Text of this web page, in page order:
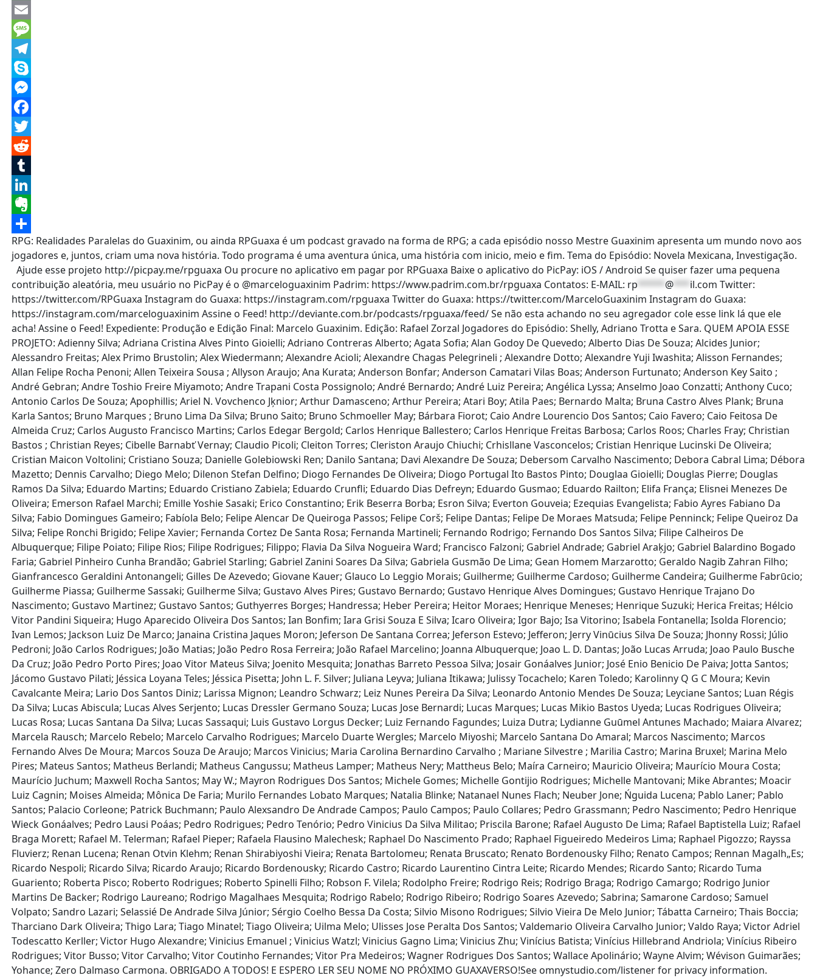
WhatsApp
Email
Message
Telegram
Skype
Messenger
Facebook
Twitter
Reddit
Tumblr
LinkedIn
Evernote
Share
RPG: Realidades Paralelas do Guaxinim, ou ainda RPGuaxa é um podcast gravado na forma de RPG; a cada episódio nosso Mestre Guaxinim apresenta um mundo novo aos
jogadores e, juntos, criam uma nova história. Todo programa é uma aventura única, uma história com inicio, meio e fim. Tema do Episódio: Novela Mexicana, Investigação.
Ajude esse projeto http://picpay.me/rpguaxa Ou procure no aplicativo em pagar por RPGuaxa Baixe o aplicativo do PicPay: iOS / Android Se quiser fazer uma pequena
contribuição aleatória, meu usuário no PicPay é o @marceloguaxinim Padrim: https://www.padrim.com.br/rpguaxa Contatos: E-MAIL: rp ***** @*** il.com Twitter:
https://twitter.com/RPGuaxa Instagram do Guaxa: https://instagram.com/rpguaxa Twitter do Guaxa: https://twitter.com/MarceloGuaxinim Instagram do Guaxa:
https://instagram.com/marceloguaxinim Assine o Feed! http://deviante.com.br/podcasts/rpguaxa/feed/ Se não esta achando no seu agregador cole esse link lá que ele
acha! Assine o Feed! Expediente: Produção e Edição Final: Marcelo Guaxinim. Edição: Rafael Zorzal Jogadores do Episódio: Shelly, Adriano Trotta e Sara. QUEM APOIA ESSE
PROJETO: Adienny Silva; Adriana Cristina Alves Pinto Gioielli; Adriano Contreras Alberto; Agata Sofia; Alan Godoy De Quevedo; Alberto Dias De Souza; Alcides Junior;
Alessandro Freitas; Alex Primo Brustolin; Alex Wiedermann; Alexandre Acioli; Alexandre Chagas Pelegrineli ; Alexandre Dotto; Alexandre Yuji Iwashita; Alisson Fernandes;
Allan Felipe Rocha Penoni; Allen Teixeira Sousa ; Allyson Araujo; Ana Kurata; Anderson Bonfar; Anderson Camatari Vilas Boas; Anderson Furtunato; Anderson Key Saito ;
André Gebran; Andre Toshio Freire Miyamoto; Andre Trapani Costa Possignolo; André Bernardo; André Luiz Pereira; Angélica Lyssa; Anselmo Joao Conzatti; Anthony Cuco;
Antonio Carlos De Souza; Apophillis; Ariel N. Vovchenco Jķnior; Arthur Damasceno; Arthur Pereira; Atari Boy; Atila Paes; Bernardo Malta; Bruna Castro Alves Plank; Bruna
Karla Santos; Bruno Marques ; Bruno Lima Da Silva; Bruno Saito; Bruno Schmoeller May; Bárbara Fiorot; Caio Andre Lourencio Dos Santos; Caio Favero; Caio Feitosa De
Almeida Cruz; Carlos Augusto Francisco Martins; Carlos Edegar Bergold; Carlos Henrique Ballestero; Carlos Henrique Freitas Barbosa; Carlos Roos; Charles Fray; Christian
Bastos ; Christian Reyes; Cibelle Barnabť Vernay; Claudio Picoli; Cleiton Torres; Cleriston Araujo Chiuchi; Crhisllane Vasconcelos; Cristian Henrique Lucinski De Oliveira;
Cristian Maicon Voltolini; Cristiano Souza; Danielle Golebiowski Ren; Danilo Santana; Davi Alexandre De Souza; Debersom Carvalho Nascimento; Debora Cabral Lima; Débora
Mazetto; Dennis Carvalho; Diego Melo; Dilenon Stefan Delfino; Diogo Fernandes De Oliveira; Diogo Portugal Ito Bastos Pinto; Douglaa Gioielli; Douglas Pierre; Douglas
Ramos Da Silva; Eduardo Martins; Eduardo Cristiano Zabiela; Eduardo Crunfli; Eduardo Dias Defreyn; Eduardo Gusmao; Eduardo Railton; Elifa França; Elisnei Menezes De
Oliveira; Emerson Rafael Marchi; Emille Yoshie Sasaki; Erico Constantino; Erik Beserra Borba; Esron Silva; Everton Gouveia; Ezequias Evangelista; Fabio Ayres Fabiano Da
Silva; Fabio Domingues Gameiro; Fabíola Belo; Felipe Alencar De Queiroga Passos; Felipe Corš; Felipe Dantas; Felipe De Moraes Matsuda; Felipe Penninck; Felipe Queiroz Da
Silva; Felipe Ronchi Brigido; Felipe Xavier; Fernanda Cortez De Santa Rosa; Fernanda Martineli; Fernando Rodrigo; Fernando Dos Santos Silva; Filipe Calheiros De
Albuquerque; Filipe Poiato; Filipe Rios; Filipe Rodrigues; Filippo; Flavia Da Silva Nogueira Ward; Francisco Falzoni; Gabriel Andrade; Gabriel Araķjo; Gabriel Balardino Bogado
Faria; Gabriel Pinheiro Cunha Brandão; Gabriel Starling; Gabriel Zanini Soares Da Silva; Gabriela Gusmão De Lima; Gean Homem Marzarotto; Geraldo Nagib Zahran Filho;
Gianfrancesco Geraldini Antonangeli; Gilles De Azevedo; Giovane Kauer; Glauco Lo Leggio Morais; Guilherme; Guilherme Cardoso; Guilherme Candeira; Guilherme Fabrūcio;
Guilherme Piassa; Guilherme Sassaki; Guilherme Silva; Gustavo Alves Pires; Gustavo Bernardo; Gustavo Henrique Alves Domingues; Gustavo Henrique Trajano Do
Nascimento; Gustavo Martinez; Gustavo Santos; Guthyerres Borges; Handressa; Heber Pereira; Heitor Moraes; Henrique Meneses; Henrique Suzuki; Herica Freitas; Hélcio
Vitor Pandini Siqueira; Hugo Aparecido Oliveira Dos Santos; Ian Bonfim; Iara Grisi Souza E Silva; Icaro Oliveira; Igor Bajo; Isa Vitorino; Isabela Fontanella; Isolda Florencio;
Ivan Lemos; Jackson Luiz De Marco; Janaina Cristina Jaques Moron; Jeferson De Santana Correa; Jeferson Estevo; Jefferon; Jerry Vinūcius Silva De Souza; Jhonny Rossi; Júlio
Pedroni; João Carlos Rodrigues; João Matias; João Pedro Rosa Ferreira; João Rafael Marcelino; Joanna Albuquerque; Joao L. D. Dantas; João Lucas Arruda; Joao Paulo Busche
Da Cruz; João Pedro Porto Pires; Joao Vitor Mateus Silva; Joenito Mesquita; Jonathas Barreto Pessoa Silva; Josair Gonáalves Junior; José Enio Benicio De Paiva; Jotta Santos;
Jácomo Gustavo Pilati; Jéssica Loyana Teles; Jéssica Pisetta; John L. F. Silver; Juliana Leyva; Juliana Itikawa; Julissy Tocachelo; Karen Toledo; Karolinny Q G C Moura; Kevin
Cavalcante Meira; Lario Dos Santos Diniz; Larissa Mignon; Leandro Schwarz; Leiz Nunes Pereira Da Silva; Leonardo Antonio Mendes De Souza; Leyciane Santos; Luan Régis
Da Silva; Lucas Abiscula; Lucas Alves Serjento; Lucas Dressler Germano Souza; Lucas Jose Bernardi; Lucas Marques; Lucas Mikio Bastos Uyeda; Lucas Rodrigues Oliveira;
Lucas Rosa; Lucas Santana Da Silva; Lucas Sassaqui; Luis Gustavo Lorgus Decker; Luiz Fernando Fagundes; Luiza Dutra; Lydianne Guūmel Antunes Machado; Maiara Alvarez;
Marcela Rausch; Marcelo Rebelo; Marcelo Carvalho Rodrigues; Marcelo Duarte Wergles; Marcelo Miyoshi; Marcelo Santana Do Amaral; Marcos Nascimento; Marcos
Fernando Alves De Moura; Marcos Souza De Araujo; Marcos Vinicius; Maria Carolina Bernardino Carvalho ; Mariane Silvestre ; Marilia Castro; Marina Bruxel; Marina Melo
Pires; Mateus Santos; Matheus Berlandi; Matheus Cangussu; Matheus Lamper; Matheus Nery; Mattheus Belo; Maíra Carneiro; Mauricio Oliveira; Maurício Moura Costa;
Maurício Juchum; Maxwell Rocha Santos; May W.; Mayron Rodrigues Dos Santos; Michele Gomes; Michelle Gontijio Rodrigues; Michelle Mantovani; Mike Abrantes; Moacir
Luiz Cagnin; Moises Almeida; Mônica De Faria; Murilo Fernandes Lobato Marques; Natalia Blinke; Natanael Nunes Flach; Neuber Jone; Ńguida Lucena; Pablo Laner; Pablo
Santos; Palacio Corleone; Patrick Buchmann; Paulo Alexsandro De Andrade Campos; Paulo Campos; Paulo Collares; Pedro Grassmann; Pedro Nascimento; Pedro Henrique
Wieck Gonáalves; Pedro Lausi Poáas; Pedro Rodrigues; Pedro Tenório; Pedro Vinicius Da Silva Militao; Priscila Barone; Rafael Augusto De Lima; Rafael Baptistella Luiz; Rafael
Braga Morett; Rafael M. Telerman; Rafael Pieper; Rafaela Flausino Malechesk; Raphael Do Nascimento Prado; Raphael Figueiredo Medeiros Lima; Raphael Pigozzo; Rayssa
Fluvierz; Renan Lucena; Renan Otvin Klehm; Renan Shirabiyoshi Vieira; Renata Bartolomeu; Renata Bruscato; Renato Bordenousky Filho; Renato Campos; Rennan Magalh„Es;
Ricardo Nespoli; Ricardo Silva; Ricardo Araujo; Ricardo Bordenousky; Ricardo Castro; Ricardo Laurentino Cintra Leite; Ricardo Mendes; Ricardo Santo; Ricardo Tuma
Guariento; Roberta Pisco; Roberto Rodrigues; Roberto Spinelli Filho; Robson F. Vilela; Rodolpho Freire; Rodrigo Reis; Rodrigo Braga; Rodrigo Camargo; Rodrigo Junior
Martins De Backer; Rodrigo Laureano; Rodrigo Magalhaes Mesquita; Rodrigo Rabelo; Rodrigo Ribeiro; Rodrigo Soares Azevedo; Sabrina; Samarone Cardoso; Samuel
Volpato; Sandro Lazari; Selassié De Andrade Silva Júnior; Sérgio Coelho Bessa Da Costa; Silvio Misono Rodrigues; Silvio Vieira De Melo Junior; Tábatta Carneiro; Thais Boccia;
Tharciano Dark Oliveira; Thigo Lara; Tiago Minatel; Tiago Oliveira; Uilma Melo; Ulisses Jose Peralta Dos Santos; Valdemario Oliveira Carvalho Junior; Valdo Raya; Victor Adriel
Todescatto Kerller; Victor Hugo Alexandre; Vinicius Emanuel ; Vinicius Watzl; Vinicius Gagno Lima; Vinicius Zhu; Vinícius Batista; Vinícius Hillebrand Andriola; Vinícius Ribeiro
Rodrigues; Vitor Busso; Vitor Carvalho; Vitor Coutinho Fernandes; Vitor Pra Medeiros; Wagner Rodrigues Dos Santos; Wallace Apolinário; Wayne Alvim; Wévison Guimarães;
Yohance; Zero Dalmaso Carmona. OBRIGADO A TODOS! E ESPERO LER SEU NOME NO PRÓXIMO GUAXAVERSO!See omnystudio.com/listener for privacy information.